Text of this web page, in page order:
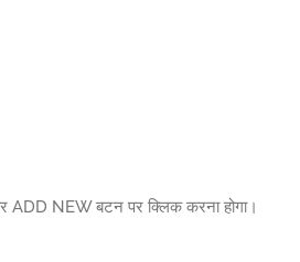
ADD NEW बटन पर क्लिक करना होगा।